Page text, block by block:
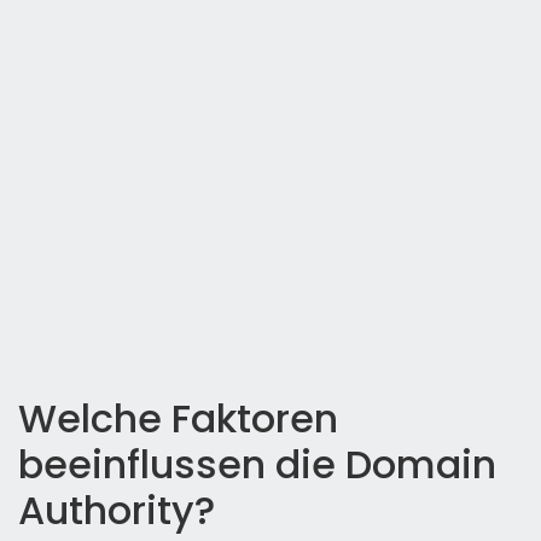
Welche Faktoren
beeinflussen die Domain
Authority?